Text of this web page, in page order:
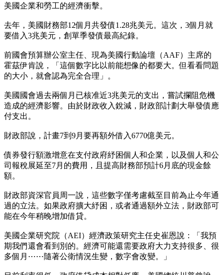
美國企業和勞工的經濟衝擊。
去年，美國財務部12個月共發債1.28兆美元。這次，3個月就
要借入3兆美元，創單季發債最高紀錄。
前國會預算辦公室主任、現為美國行動論壇（AAF）主席的
霍茲伊肯說，「這個數字比以前能想像的都要大。但看看問題
的大小，就會認為完全合理」。
美國國會過去兩個月已核准近3兆美元的支出，嘗試攔阻危機
造成的經濟影響。由於財政收入銳減，財政部計劃大舉發債應
付支出。
財政部說，計畫7到9月要再額外借入6770億美元。
債券發行額激增意在支付政府紓困個人和企業，以及個人和公
司報稅展延至7月的費用，且提高財務部預計6月底的現金餘
額。
財政部資深官員周一說，這些數字僅考慮截至目前為止今年通
過的立法。如果政府擴大紓困，或者通過額外立法，財政部可
能在今年稍晚增加借貸。
美國企業研究院（AEI）經濟政策研究主任史崔恩說：「我預
期我們還會看到別的。經濟可能還需要政府大力支持很多、很
多個月⋯⋯隨著公衛情況生變，數字會改變。」